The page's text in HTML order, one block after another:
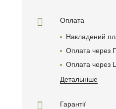
Оплата
Накладений
Оплата через
Оплата через
Детальніше
Гарантії